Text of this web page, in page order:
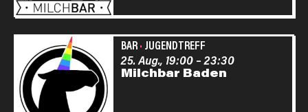
BAR· JUGENDTREFF
Milchbar Baden
25. Aug., 19:00–23:30